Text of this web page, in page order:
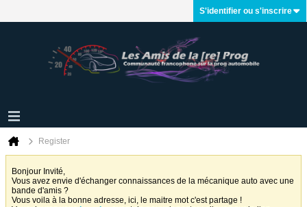
S'identifier ou s'inscrire
Register
Bonjour Invité,
Vous avez envie d'échanger connaissances de la mécanique auto avec une
bande d'amis ?
Vous voila à la bonne adresse, ici, le maitre mot c'est partage !